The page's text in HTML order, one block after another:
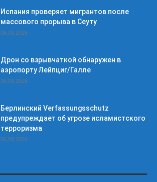
Испания проверяет мигрантов после
массового прорыва в Сеуту
06.08.2026
Дрон со взрывчаткой обнаружен в
аэропорту Лейпциг/Галле
06.08.2026
Берлинский Verfassungsschutz
предупреждает об угрозе исламистского
терроризма
06.08.2026